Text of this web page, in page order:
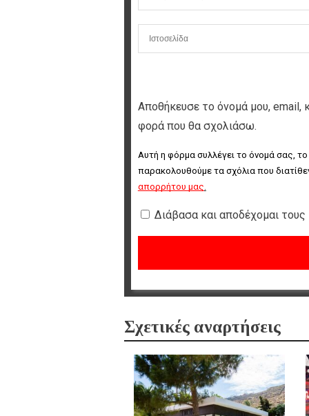
Αποθήκευσε το όνομά μου, email,
φορά που θα σχολιάσω.
Αυτή η φόρμα συλλέγει το όνομά σας,
παρακολουθούμε τα σχόλια που
απορρήτου μας.
Διάβασα και αποδέχομαι τους
Σχετικές αναρτήσεις